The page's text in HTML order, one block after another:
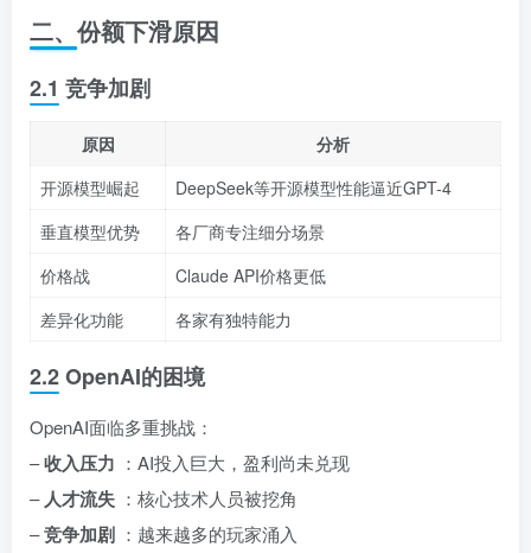
二、份额下滑原因
2.1 竞争加剧
原因
分析
开源模型崛起
DeepSeek等开源模型性能逼近GPT-4
垂直模型优势
各厂商专注细分场景
价格战
Claude API价格更低
差异化功能
各家有独特能力
2.2 OpenAI的困境
OpenAI面临多重挑战：
–收入压力 ：AI投入巨大，盈利尚未兑现
– 人才流失 ：核心技术人员被挖角
–竞争加剧 ：越来越多的玩家涌入